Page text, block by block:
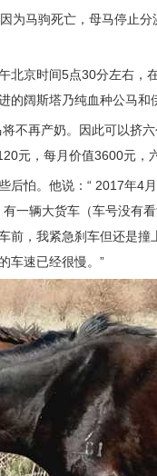
为马驹死亡，母马停止
北京时间5点30分左右
的阔斯塔乃纯血种公马和
不再产奶。因此可以挤
元，每月价值3600元，
后怕。他说：“ 2017年4
一辆大货车（车号没有
前，我紧急刹车但还是
车速已经很慢。”